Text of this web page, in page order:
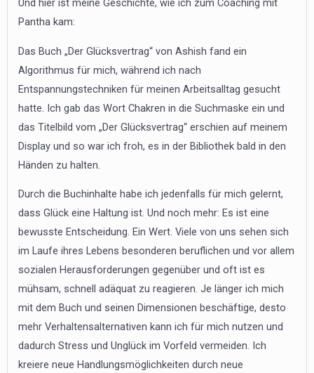
Und hier ist meine Geschichte, wie ich zum Coaching mit
Pantha kam:
Das Buch „Der Glücksvertrag“ von Ashish fand ein
Algorithmus für mich, während ich nach
Entspannungstechniken für meinen Arbeitsalltag gesucht
hatte. Ich gab das Wort Chakren in die Suchmaske ein und
das Titelbild vom „Der Glücksvertrag“ erschien auf meinem
Display und so war ich froh, es in der Bibliothek bald in den
Händen zu halten.
Durch die Buchinhalte habe ich jedenfalls für mich gelernt,
dass Glück eine Haltung ist. Und noch mehr: Es ist eine
bewusste Entscheidung. Ein Wert. Viele von uns sehen sich
im Laufe ihres Lebens besonderen beruflichen und vor allem
sozialen Herausforderungen gegenüber und oft ist es
mühsam, schnell adäquat zu reagieren. Je länger ich mich
mit dem Buch und seinen Dimensionen beschäftige, desto
mehr Verhaltensalternativen kann ich für mich nutzen und
dadurch Stress und Unglück im Vorfeld vermeiden. Ich
kreiere neue Handlungsmöglichkeiten durch neue